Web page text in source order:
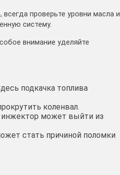
проверьте уровни масла и
систему.
внимание уделяйте
подкачка топлива
коленвал.
инжектор может выйти из
стать причиной поломки